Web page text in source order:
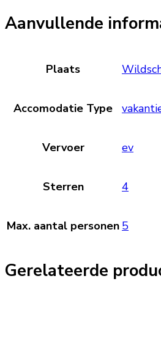
Aanvullende
Plaats
Accomodatie Type
Vervoer ev
Sterren 4
Max. aantal personen 5
Gerelateerde